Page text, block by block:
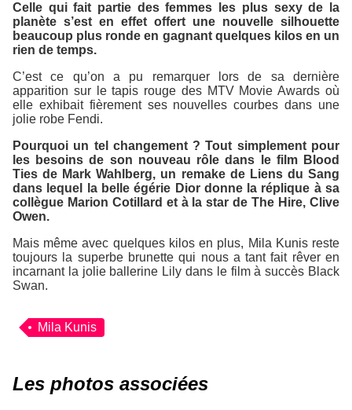
Celle qui fait partie des femmes les plus sexy de la
planète s’est en effet offert une nouvelle silhouette
beaucoup plus ronde en gagnant quelques kilos en un
rien de temps.
C’est ce qu’on a pu remarquer lors de sa dernière
apparition sur le tapis rouge des MTV Movie Awards où
elle exhibait fièrement ses nouvelles courbes dans une
jolie robe Fendi.
Pourquoi un tel changement ? Tout simplement pour
les besoins de son nouveau rôle dans le film Blood
Ties de Mark Wahlberg, un remake de Liens du Sang
dans lequel la belle égérie Dior donne la réplique à sa
collègue Marion Cotillard et à la star deThe Hire, Clive
Owen.
Mais même avec quelques kilos en plus, Mila Kunis reste
toujours la superbe brunette qui nous a tant fait rêver en
incarnant la jolie ballerine Lily dans le film à succès Black
Swan.
Mila Kunis
Les photos associées